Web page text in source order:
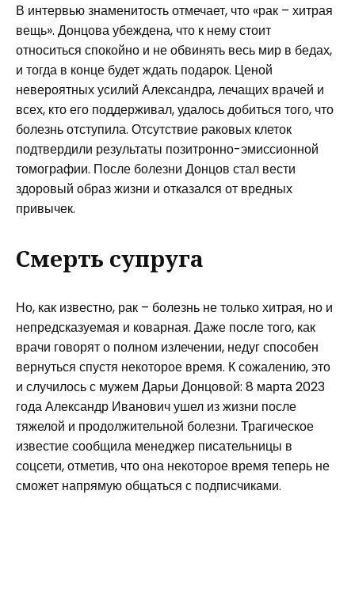
В интервью знаменитость отмечает, что «рак – хитрая
вещь». Донцова убеждена, что к нему стоит
относиться спокойно и не обвинять весь мир в бедах,
и тогда в конце будет ждать подарок. Ценой
невероятных усилий Александра, лечащих врачей и
всех, кто его поддерживал, удалось добиться того, что
болезнь отступила. Отсутствие раковых клеток
подтвердили результаты позитронно-эмиссионной
томографии. После болезни Донцов стал вести
здоровый образ жизни и отказался от вредных
привычек.
Смерть супруга
Но, как известно, рак – болезнь не только хитрая, но и
непредсказуемая и коварная. Даже после того, как
врачи говорят о полном излечении, недуг способен
вернуться спустя некоторое время. К сожалению, это
и случилось с мужем Дарьи Донцовой: 8 марта 2023
года Александр Иванович ушел из жизни после
тяжелой и продолжительной болезни. Трагическое
известие сообщила менеджер писательницы в
соцсети, отметив, что она некоторое время теперь не
сможет напрямую общаться с подписчиками.